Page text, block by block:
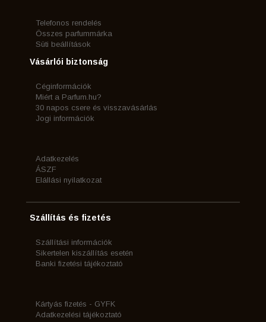
Telefonos rendelés
Összes parfummárka
Süti beállítások
Vásárlói biztonság
Céginformációk
Miért a Parfum.hu?
30 napos csere és visszavásárlás
Jogi információk
Adatkezelés
ÁSZF
Elállási nyilatkozat
Szállítás és fizetés
Szállítási információk
Sikertelen kiszállítás esetén
Banki fizetési tájékoztató
Kártyás fizetés - GYFK
Adatkezelési tájékoztató